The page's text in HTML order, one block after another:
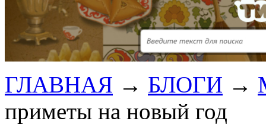
ГЛАВНАЯ → БЛОГИ →
приметы на новый год